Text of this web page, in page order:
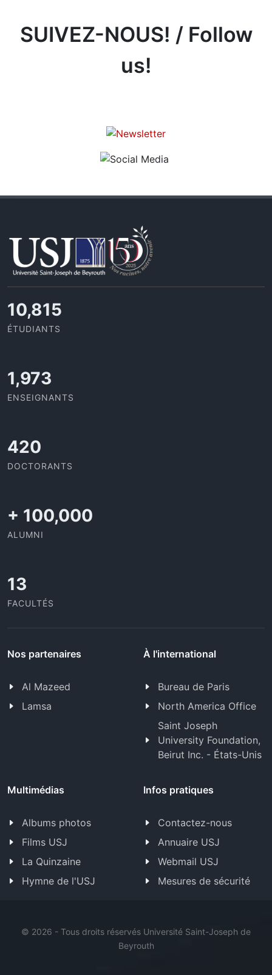
SUIVEZ-NOUS! / Follow
us!
11,727
ÉTUDIANTS
2,142
ENSEIGNANTS
437
DOCTORANTS
+ 100,000
ALUMNI
13
FACULTÉS
Nos partenaires
Al Mazeed
Lamsa
À l'international
Bureau de Paris
North America Office
Saint Joseph
University Foundation,
Beirut Inc. - États-Unis
Multimédias
Albums photos
Films USJ
La Quinzaine
Hymne de l'USJ
Infos pratiques
Contactez-nous
Annuaire USJ
Webmail USJ
Mesures de sécurité
© 2026 - Tous droits réservés Université Saint-Joseph de
Beyrouth